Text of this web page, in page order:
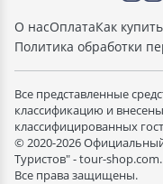
О насОплатаКак купить
Политика обработки
Все представленные
классификацию и
классифицированных
© 2020-2026
Туристов" - tour-shop.com.
Все права защищены.